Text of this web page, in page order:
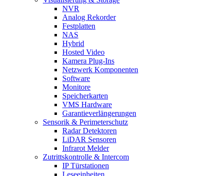
NVR
Analog Rekorder
Festplatten
NAS
Hybrid
Hosted Video
Kamera Plug-Ins
Netzwerk Komponenten
Software
Monitore
Speicherkarten
VMS Hardware
Garantieverlängerungen
Sensorik & Perimeterschutz
Radar Detektoren
LiDAR Sensoren
Infrarot Melder
Zutrittskontrolle & Intercom
IP Türstationen
Leseeinheiten